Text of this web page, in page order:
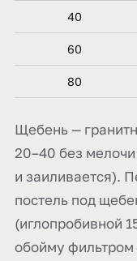
40
60
80
Щебень —
20–40 без
и заиливается).
постель под
(иглопробивной
обойму